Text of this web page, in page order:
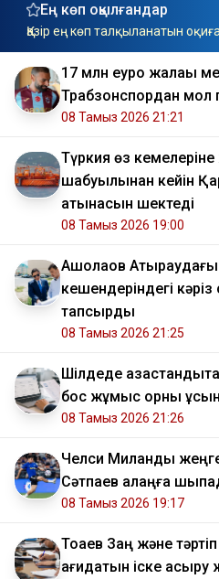
Ең көп оқылғандар
Қазір ең көп талқыланатын
17 млн еуро жалақы
Трабзонспордан мол
08 Тамыз 2026 21:21
Түркия өз
шабуылынан кейін
қатынасын шектеді
08 Тамыз 2026 19:00
​Ақшолақов
кешендеріндегі
тапсырды
08 Тамыз 2026 21:25
​Шілдеде
бос жұмыс орны
08 Тамыз 2026 21:26
Челси Миланды
Сәтпаев алаңға
08 Тамыз 2026 19:17
Тоқаев Заң және
қағидатын іске